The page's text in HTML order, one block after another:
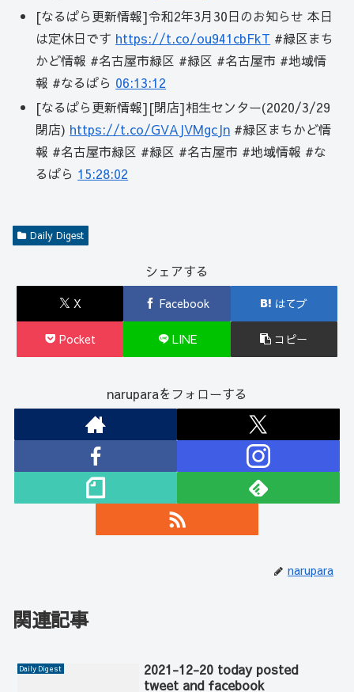
[なるぱら更新情報]令和2年3月30日のお知らせ 本日
は定休日です https://t.co/ou941cbFkT #緑区まち
かど情報 #名古屋市緑区 #緑区 #名古屋市 #地域情
報 #なるぱら 06:13:12
[なるぱら更新情報][閉店]相生センター(2020/3/29
閉店) https://t.co/GVAJVMgcJn #緑区まちかど情
報 #名古屋市緑区 #緑区 #名古屋市 #地域情報 #な
るぱら 15:28:02
Daily Digest
シェアする
X Facebook はてブ
Pocket LINE コピー
naruparaをフォローする
narupara
関連記事
Daily Digest
2021-12-20 today posted
tweet and facebook